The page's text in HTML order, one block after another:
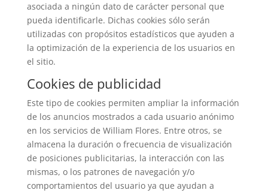
asociada a ningún dato de carácter personal que
pueda identificarle. Dichas cookies sólo serán
utilizadas con propósitos estadísticos que ayuden a
la optimización de la experiencia de los usuarios en
el sitio.
Cookies de publicidad
Este tipo de cookies permiten ampliar la información
de los anuncios mostrados a cada usuario anónimo
en los servicios de William Flores. Entre otros, se
almacena la duración o frecuencia de visualización
de posiciones publicitarias, la interacción con las
mismas, o los patrones de navegación y/o
comportamientos del usuario ya que ayudan a